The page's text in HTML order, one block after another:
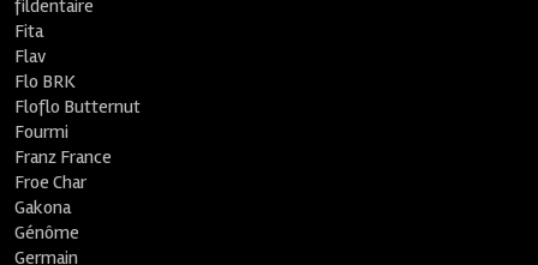
fildentaire
Fita
Flav
Flo BRK
Floflo Butternut
Fourmi
Franz France
Froe Char
Gakona
Génôme
Germain